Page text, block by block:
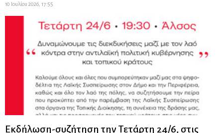
10 Ιουλίου 2026, 17:55
Εκδήλωση-συζήτηση την Τετάρτη 24/6, στις